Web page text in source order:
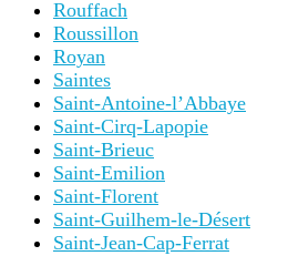
Rouffach
Roussillon
Royan
Saintes
Saint-Antoine-l’Abbaye
Saint-Cirq-Lapopie
Saint-Brieuc
Saint-Emilion
Saint-Florent
Saint-Guilhem-le-Désert
Saint-Jean-Cap-Ferrat